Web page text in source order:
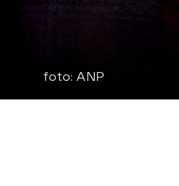
foto: ANP